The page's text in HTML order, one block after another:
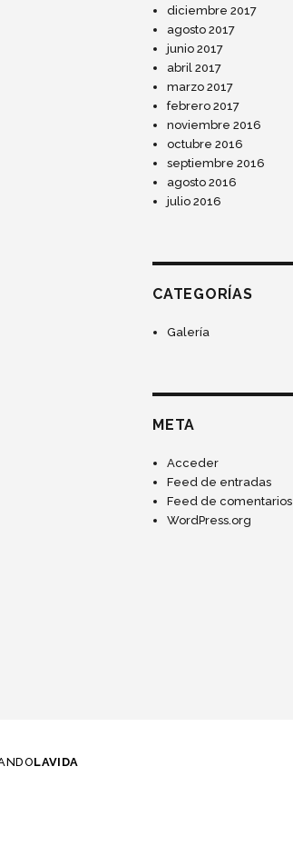
diciembre 2017
agosto 2017
junio 2017
abril 2017
marzo 2017
febrero 2017
noviembre 2016
octubre 2016
septiembre 2016
agosto 2016
julio 2016
CATEGORÍAS
Galería
META
Acceder
Feed de entradas
Feed de comentarios
WordPress.org
LAVIDA